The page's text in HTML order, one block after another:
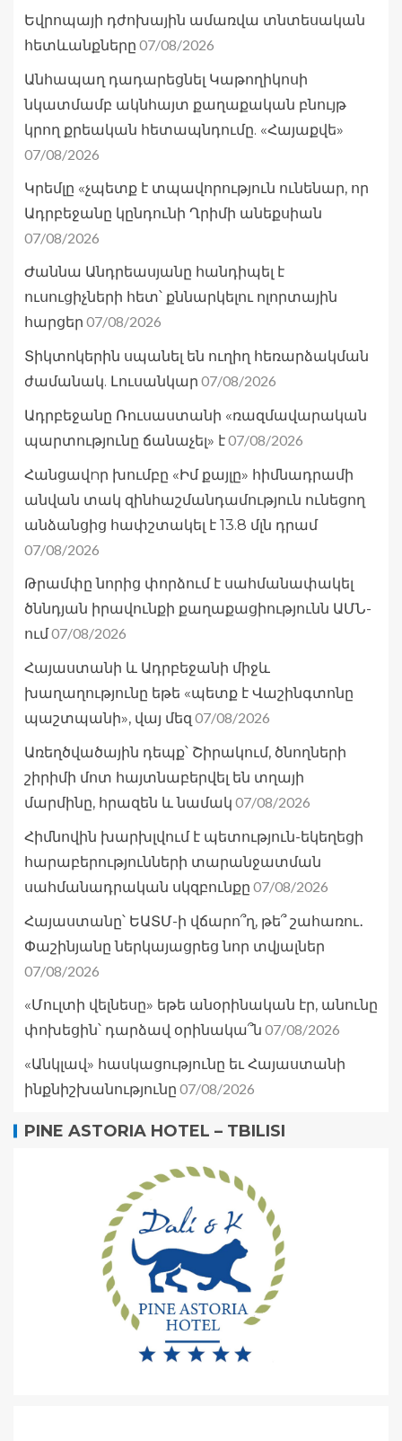
Եվրոպայի դժոխային ամառվա տնտեսական
հետևանքները 07/08/2026
Անհապաղ դադարեցնել Կաթողիկոսի
նկատմամբ ակնհայտ քաղաքական բնույթ
կրող քրեական հետապնդումը. «Հայաքվե»
07/08/2026
Կրեմլը «չպետք է տպավորություն ունենար, որ
Ադրբեջանը կընդունի Ղրիմի անեքսիան
07/08/2026
Ժաննա Անդրեասյանը հանդիպել է
ուսուցիչների հետ՝ քննարկելու ոլորտային
հարցեր 07/08/2026
Տիկտոկերին սպանել են ուղիղ հեռարձակման
ժամանակ. Լուսանկար 07/08/2026
Ադրբեջանը Ռուսաստանի «ռազմավարական
պարտությունը ճանաչել» է07/08/2026
Հանցավnր խումբը «Իմ քայլը» հիմնադրամի
անվան տակ զինհաշմանդամություն ունեցող
անձանցից հափշտակել է 13.8 մլն դրամ
07/08/2026
Թրամփը նորից փորձում է սահմանափակել
ծննդյան իրավունքի քաղաքացիությունն ԱՄՆ-
ում07/08/2026
Հայաստանի և Ադրբեջանի միջև
խաղաղությունը եթե «պետք է Վաշինգտոնը
պաշտպանի», վայ մեզ 07/08/2026
Առեղծվածային դեպք՝ Շիրակում, ծնողների
շիրիմի մոտ հայտնաբերվել են տղայի
մարմինը, հրազեն և նամակ 07/08/2026
Հիմնովին խարխլվում է պետություն-եկեղեցի
հարաբերությունների տարանջատման
սահմանադրական սկզբունքը 07/08/2026
Հայաստանը՝ ԵԱՏՄ-ի վճարո՞ղ, թե՞ շահառու․
Փաշինյանը ներկայացրեց նոր տվյալներ
07/08/2026
«Մուլտի վելնեսը» եթե անօրինական էր, անունը
փոխեցին՝ դարձավ օրինակա՞ն 07/08/2026
«Անկլավ» հասկացությունը եւ Հայաստանի
ինքնիշխանությունը 07/08/2026
PINE ASTORIA HOTEL – TBILISI